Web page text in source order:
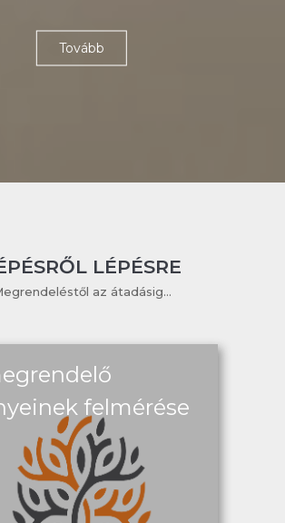
Tovább
LÉPÉSRE
az átadásig...
felmérése